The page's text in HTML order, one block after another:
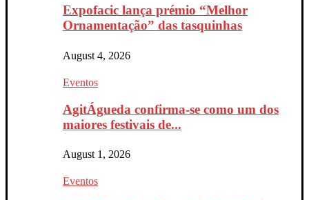
Expofacic lança prémio “Melhor
Ornamentação” das tasquinhas
August 4, 2026
Eventos
AgitÁgueda confirma-se como um dos
maiores festivais de...
August 1, 2026
Eventos